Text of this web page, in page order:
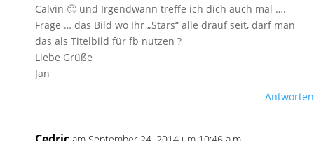
Calvin 🙂 und Irgendwann treffe ich dich auch mal ….
Frage … das Bild wo Ihr „Stars“ alle drauf seit, darf man
das als Titelbild für fb nutzen ?
Liebe Grüße
Jan
Antworten